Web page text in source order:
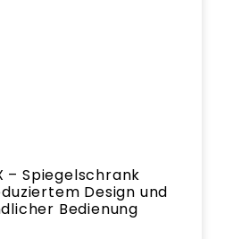
– Spiegelschrank
Design und
Bedienung